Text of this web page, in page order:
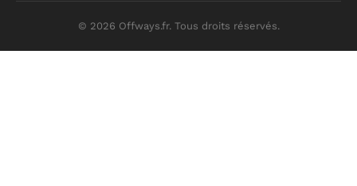
© 2026 Offways.fr. Tous droits réservés.